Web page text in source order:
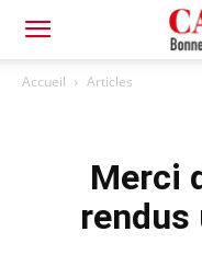
Bonnet
Accueil Articles
Merci
rendus